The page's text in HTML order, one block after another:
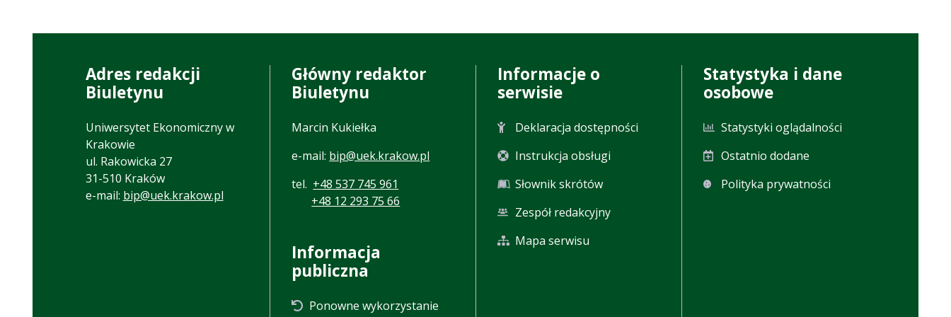
Adres redakcji
Biuletynu
Uniwersytet Ekonomiczny w
Krakowie
ul. Rakowicka 27
31-510 Kraków
e-mail: bip@uek.krakow.pl
Główny redaktor
Biuletynu
Marcin Kukiełka
e-mail: bip@uek.krakow.pl
tel. +48 537 745 961
+48 12 293 75 66
Informacja
publiczna
Ponowne wykorzystanie
Informacje o
serwisie
Deklaracja dostępności
Instrukcja obsługi
Słownik skrótów
Zespół redakcyjny
Mapa serwisu
Statystyka i dane
osobowe
Statystyki oglądalności
Ostatnio dodane
Polityka prywatności